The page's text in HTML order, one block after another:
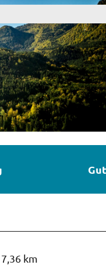
7,36 km